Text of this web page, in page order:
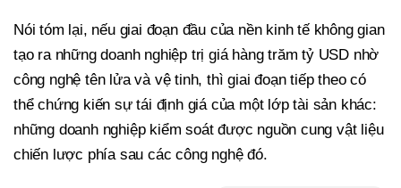
Nói tóm lại, nếu giai đoạn đầu của nền kinh tế không gian
tạo ra những doanh nghiệp trị giá hàng trăm tỷ USD nhờ
công nghệ tên lửa và vệ tinh, thì giai đoạn tiếp theo có
thể chứng kiến sự tái định giá của một lớp tài sản khác:
những doanh nghiệp kiểm soát được nguồn cung vật liệu
chiến lược phía sau các công nghệ đó.